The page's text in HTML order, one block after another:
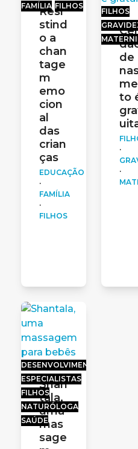
FAMÍLIA FILHOS
Resi
stind
o a
chan
tage
m
emo
cion
al
das
crian
ças
EDUCAÇÃO
·
FAMÍLIA
·
FILHOS
FILHOS
de
to
·
·
DESENVOLVIMENTO
ESPECIALISTAS
FILHOS
NATURÓLOGA
SAÚDE
Shan
tala,
uma
mas
sage